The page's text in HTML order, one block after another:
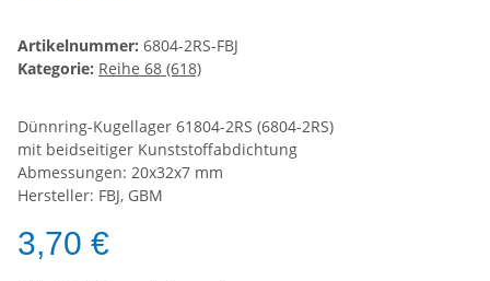
Artikelnummer: 6804-2RS-FBJ
Kategorie: Reihe 68 (618)
Dünnring-Kugellager 61804-2RS (6804-2RS)
mit beidseitiger Kunststoffabdichtung
Abmessungen: 20x32x7 mm
Hersteller: FBJ, GBM
3,70 €